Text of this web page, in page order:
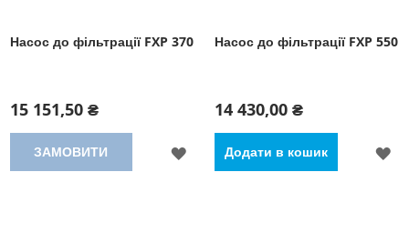
Насос до фільтрації FXP 370
15 151,50 ₴
ЗАМОВИТИ
ДОДАТИ
Насос до фільтрації FXP 550
14 430,00 ₴
Додати в кошик